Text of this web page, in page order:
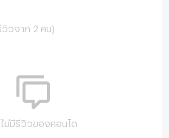
วิวจาก 2 คน)
ม่มีรีวิวของคอนโด